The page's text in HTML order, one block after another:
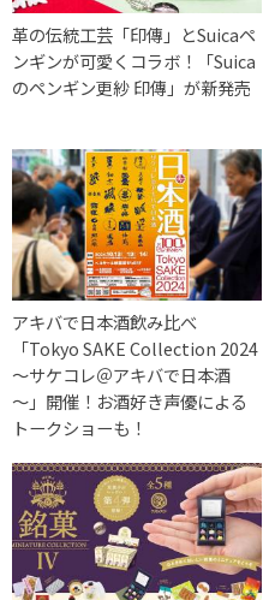
革の伝統工芸「印傳」とSuicaペ
ンギンが可愛くコラボ！「Suica
のペンギン更紗 印傳」が新発売
アキバで日本酒飲み比べ
「Tokyo SAKE Collection 2024
～サケコレ＠アキバで日本酒
～」開催！お酒好き声優による
トークショーも！